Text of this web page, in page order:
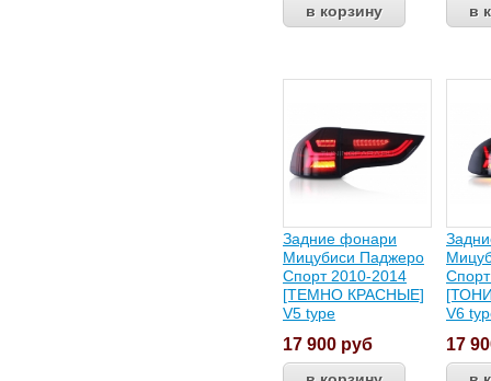
Задние фонари
Мицубиси Паджеро
Спорт 2010-2014
[ТЕМНО КРАСНЫЕ]
V5 type
17 900 руб
V6
17